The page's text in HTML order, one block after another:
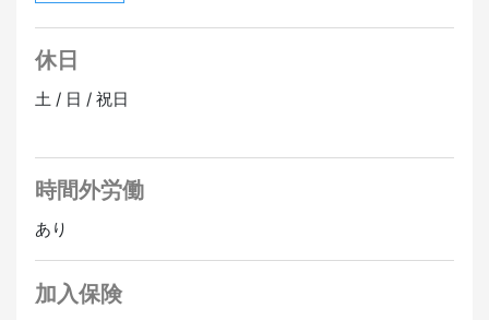
休日
土 / 日 / 祝日
時間外労働
あり
加入保険